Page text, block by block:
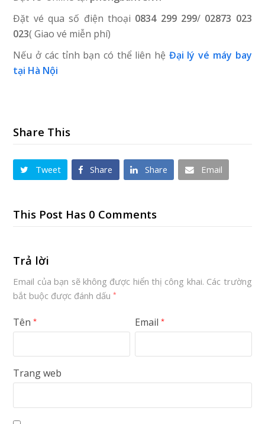
Đặt vé qua số điện thoại 0834 299 299/ 02873 023
023( Giao vé miễn phí)
Nếu ở các tỉnh bạn có thể liên hệ Đại lý vé máy bay
tại Hà Nội
Share This
Tweet Share Share Email
This Post Has 0 Comments
Trả lời
Email của bạn sẽ không được hiển thị công khai. Các trường
bắt buộc được đánh dấu*
Tên* Email*
Trang web